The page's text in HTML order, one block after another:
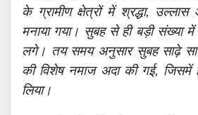
के ग्रामीण क्षेत्रों में श्रद्धा,
मनाया गया। सुबह से ही बड़ी संख्या
लगे। तय समय अनुसार सुबह साढ़े
की विशेष नमाज अदा की गई, जिसमें
लिया।